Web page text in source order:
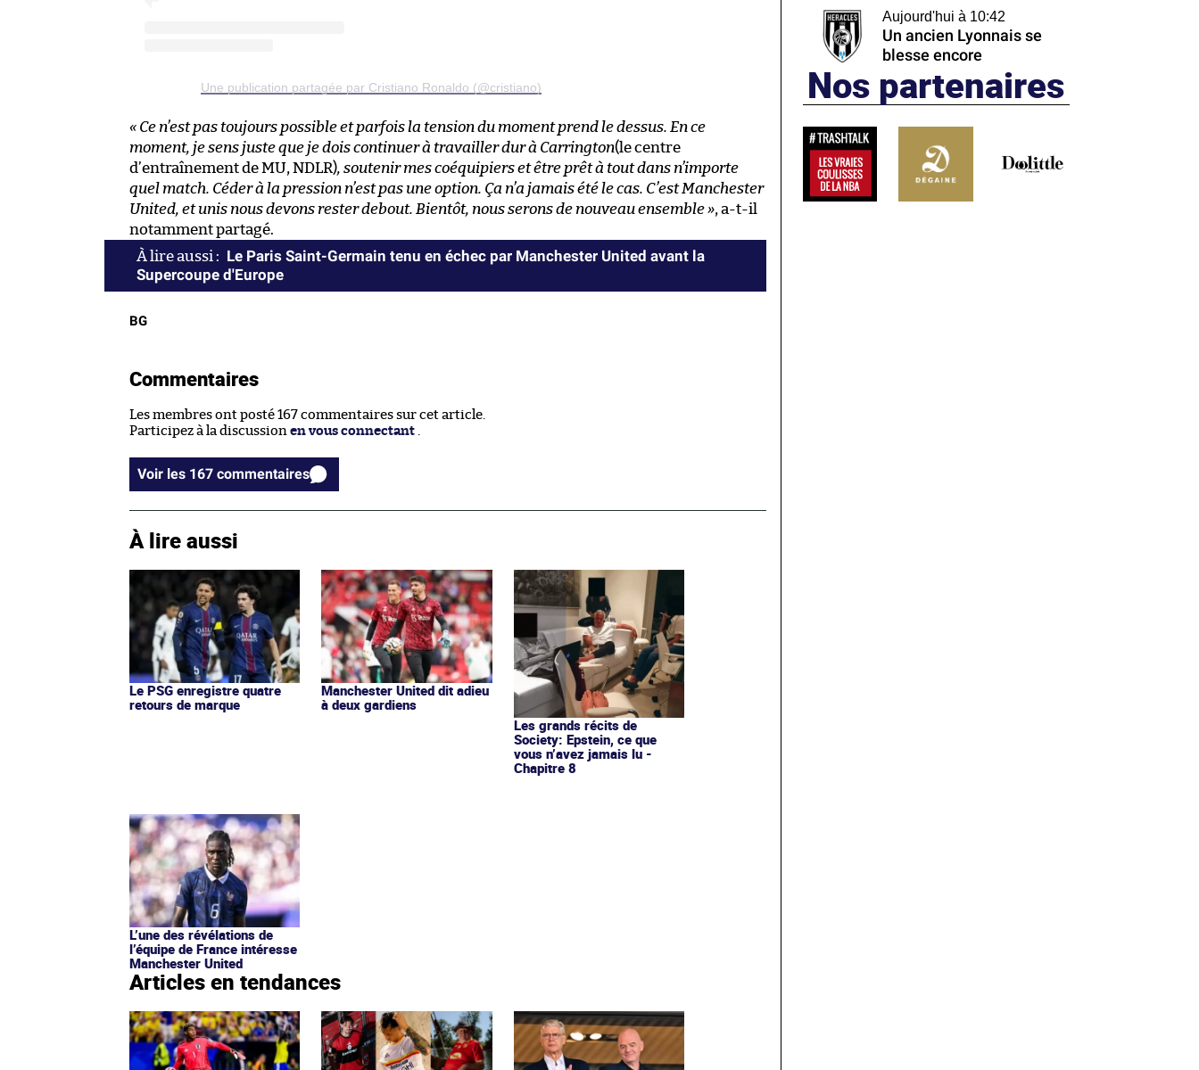
Une publication partagée par Cristiano Ronaldo (@cristiano)
« Ce n’est pas toujours possible et parfois la tension du moment prend le dessus. En ce
moment, je sens juste que je dois continuer à travailler dur à Carrington(le centre
d’entraînement de MU, NDLR), soutenir mes coéquipiers et être prêt à tout dans n’importe
quel match. Céder à la pression n’est pas une option. Ça n’a jamais été le cas. C’est Manchester
United, et unis nous devons rester debout. Bientôt, nous serons de nouveau ensemble », a-t-il
notamment partagé.
Le Paris Saint-Germain tenu en échec par Manchester United avant la
Supercoupe d'Europe
BG
Commentaires
Les membres ont posté 167 commentaires sur cet article.
Participez à la discussion en vous connectant .
Voir les 167 commentaires
À lire aussi
Le PSG enregistre quatre
retours de marque
Manchester United dit adieu
à deux gardiens
Les grands récits de
Society: Epstein, ce que
vous n’avez jamais lu -
Chapitre 8
L’une des révélations de
l’équipe de France intéresse
Manchester United
Articles en tendances
Aujourd'hui à 10:42
Un ancien Lyonnais se
blesse encore
Nos partenaires